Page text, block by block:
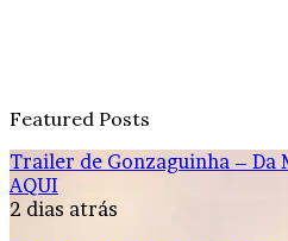
Featured Posts
Trailer de Gonzaguinha – Da
AQUI
2 dias atrás